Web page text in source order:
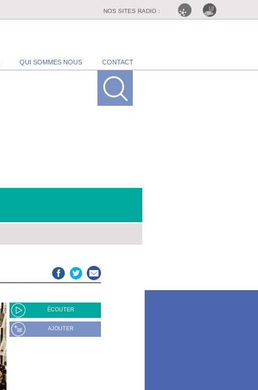
NOS SITES RADIO :
QUI SOMMES NOUS CONTACT
ÉCOUTER
AJOUTER